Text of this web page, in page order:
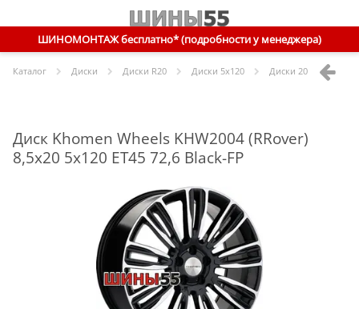
ШИНОМОНТАЖ бесплатно* (подробности у менеджера)
Каталог Диски Диски R20 Диски 5x120 Диски 20 5x120 ET45
Диск Khomen Wheels KHW2004 (RRover)
8,5x20 5x120 ET45 72,6 Black-FP